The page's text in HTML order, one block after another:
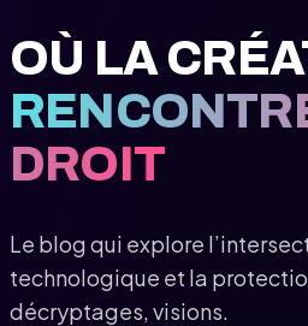
OÙ LA
DROIT
Le blog qui explore
technologique et la
décryptages, visions.